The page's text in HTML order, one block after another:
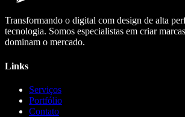
Transformando o digital com design de alta
tecnologia. Somos especialistas em criar
dominam o mercado.
Links
Serviços
Portfólio
Contato